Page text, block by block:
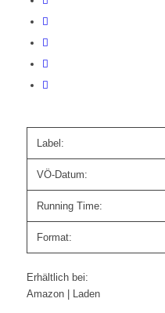
Label:
VÖ-Datum:
Running Time:
Format:
Erhältlich bei:
Amazon | Laden